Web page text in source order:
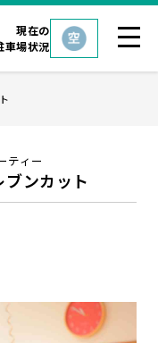
現在の
車場状況
ティー
ンカット